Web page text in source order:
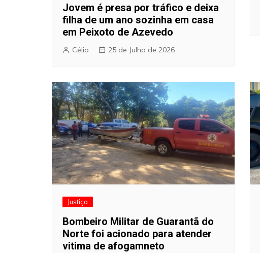
Jovem é presa por tráfico e deixa
filha de um ano sozinha em casa
em Peixoto de Azevedo
Célio 25 de Julho de 2026
Justiça
Bombeiro Militar de Guarantã do
Norte foi acionado para atender
vitima de afogamneto